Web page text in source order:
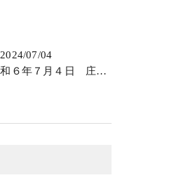
2024/07/04
令和６年７月４日 庄和道場の稽古